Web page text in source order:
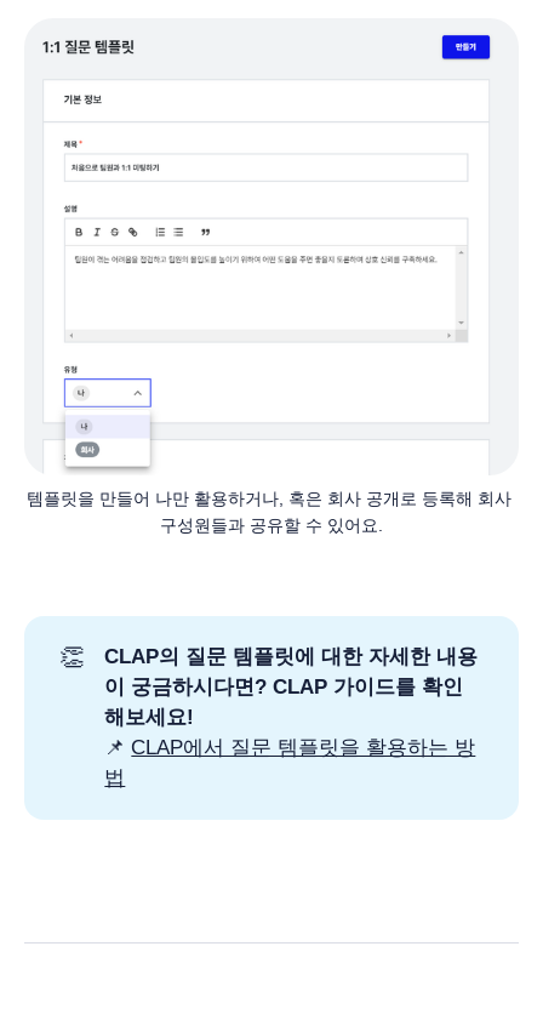
템플릿을 만들어 나만 활용하거나, 혹은 회사 공개로 등록해 회사
구성원들과 공유할 수 있어요.
👏
CLAP의 질문 템플릿에 대한 자세한 내용
이 궁금하시다면? CLAP 가이드를 확인
해보세요!
📌 CLAP에서 질문 템플릿을 활용하는 방
법